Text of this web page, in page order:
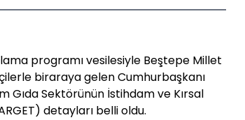
programı vesilesiyle Beştepe Millet
biraraya gelen Cumhurbaşkanı
Gıda Sektörünün İstihdam ve Kırsal
detayları belli oldu.